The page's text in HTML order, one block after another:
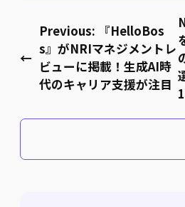
←
Previous:
『HelloBos
s』がNRIマネジメントレ
ビューに掲載！生成AI時
代のキャリア支援が注目